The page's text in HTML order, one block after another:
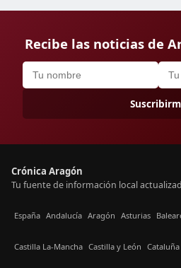
Recibe las noticias de
Crónica Aragón
Tu fuente de información local
España Andalucía Aragón Asturias
Castilla La-Mancha Castilla y León Cataluña